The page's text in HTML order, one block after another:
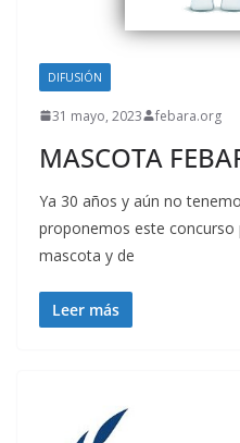
DIFUSIÓN
31 mayo, 2023 febara.org
MASCOTA
Ya 30 años y aún no
proponemos este concurso
mascota y de
Leer más